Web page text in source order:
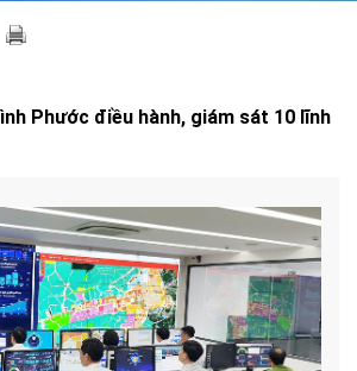
Phước điều hành, giám sát 10 lĩnh